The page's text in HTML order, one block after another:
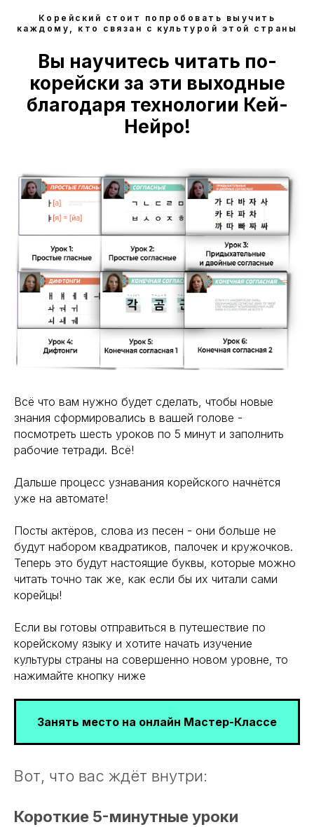
Корейский стоит попробовать выучить
каждому, кто связан с культурой этой страны
Вы научитесь читать по-
корейски за эти выходные
благодаря технологии Кей-
Нейро!
Всё что вам нужно будет сделать, чтобы новые
знания сформировались в вашей голове -
посмотреть шесть уроков по 5 минут и заполнить
рабочие тетради. Всё!
Дальше процесс узнавания корейского начнётся
уже на автомате!
Посты актёров, слова из песен - они больше не
будут набором квадратиков, палочек и кружочков.
Теперь это будут настоящие буквы, которые можно
читать точно так же, как если бы их читали сами
корейцы!
Если вы готовы отправиться в путешествие по
корейскому языку и хотите начать изучение
культуры страны на совершенно новом уровне, то
нажимайте кнопку ниже
Занять место на онлайн Мастер-Классе
Вот, что вас ждёт внутри:
Короткие 5-минутные уроки